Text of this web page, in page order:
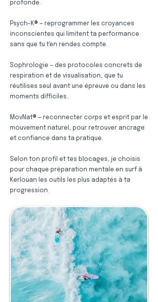
profonde.
Psych-K® — reprogrammer les croyances
inconscientes qui limitent ta performance
sans que tu t'en rendes compte.
Sophrologie — des protocoles concrets de
respiration et de visualisation, que tu
réutilises seul avant une épreuve ou dans les
moments difficiles.
MovNat® — reconnecter corps et esprit par le
mouvement naturel, pour retrouver ancrage
et confiance dans ta pratique.
Selon ton profil et tes blocages, je choisis
pour chaque préparation mentale en surf à
Kerlouan les outils les plus adaptés à ta
progression.